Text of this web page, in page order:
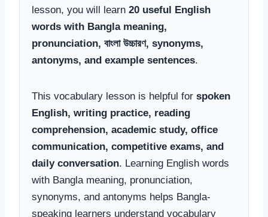
lesson, you will learn 20 useful English
words with Bangla meaning,
pronunciation, বাংলা উচ্চারণ, synonyms,
antonyms, and example sentences.
This vocabulary lesson is helpful for spoken
English, writing practice, reading
comprehension, academic study, office
communication, competitive exams, and
daily conversation. Learning English words
with Bangla meaning, pronunciation,
synonyms, and antonyms helps Bangla-
speaking learners understand vocabulary